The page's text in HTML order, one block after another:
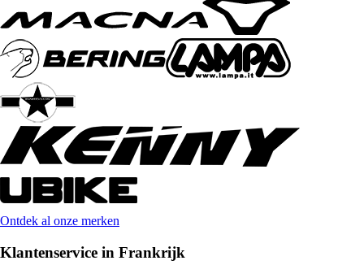
Ontdek al onze merken
Klantenservice in Frankrijk